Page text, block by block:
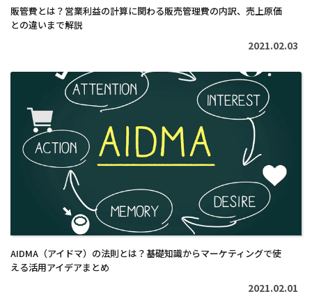
販管費とは？営業利益の計算に関わる販売管理費の内訳、売上原価
との違いまで解説
2021.02.03
AIDMA（アイドマ）の法則とは？基礎知識からマーケティングで使
える活用アイデアまとめ
2021.02.01